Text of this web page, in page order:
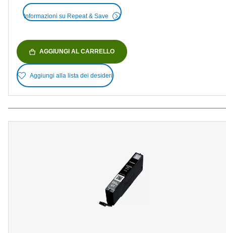
Informazioni su Repeat & Save
AGGIUNGI AL CARRELLO
Aggiungi alla lista dei desideri